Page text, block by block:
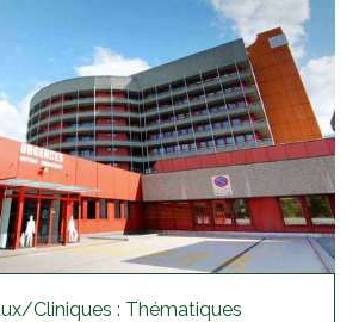
Cliniques : Thématiques